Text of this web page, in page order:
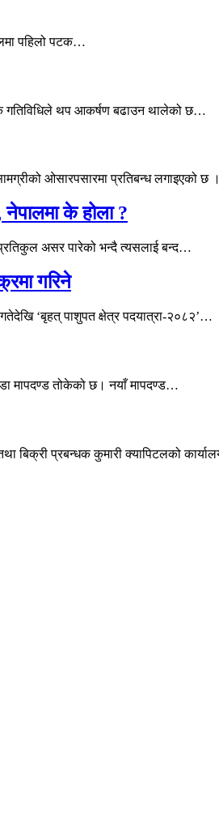
पहिलो पटक…
गतिविधिले थप आकर्षण बढाउन थालेको छ…
ओसारपसारमा प्रतिबन्ध लगाइएको
नेपालमा के होला ?
प्रतिकुल असर पारेको भन्दै त्यसलाई बन्द…
गरिने
‘बृहत् पाशुपत क्षेत्र पदयात्रा-२०८२’…
मापदण्ड तोकेको छ। नयाँ मापदण्ड…
बिक्री प्रबन्धक कुमारी क्यापिटलको